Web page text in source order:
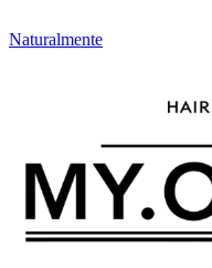
Naturalmente